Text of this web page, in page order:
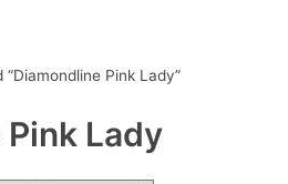
Pink Lady”
Lady